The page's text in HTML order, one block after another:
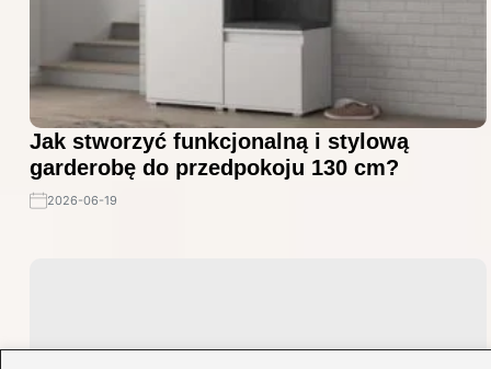
Jak stworzyć funkcjonalną i stylową
garderobę do przedpokoju 130 cm?
2026-06-19